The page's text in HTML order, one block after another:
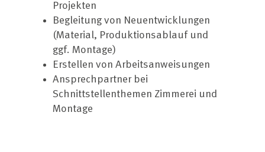
Projekten
Begleitung von Neuentwicklungen
(Material, Produktionsablauf und
ggf. Montage)
Erstellen von Arbeitsanweisungen
Ansprechpartner bei
Schnittstellenthemen Zimmerei und
Montage